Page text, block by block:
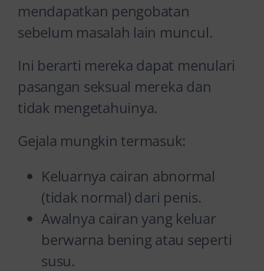
mendapatkan pengobatan
sebelum masalah lain muncul.
Ini berarti mereka dapat menulari
pasangan seksual mereka dan
tidak mengetahuinya.
Gejala mungkin termasuk:
Keluarnya cairan abnormal
(tidak normal) dari penis.
Awalnya cairan yang keluar
berwarna bening atau seperti
susu.